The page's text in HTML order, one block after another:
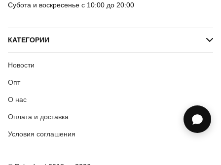
Субота и воскресенье с 10:00 до 20:00
КАТЕГОРИИ
Новости
Опт
О нас
Оплата и доставка
Условия соглашения